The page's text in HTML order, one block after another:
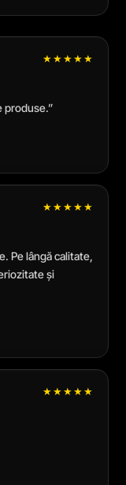
★★★★★
produse.”
★★★★★
Pe lângă calitate,
și
★★★★★